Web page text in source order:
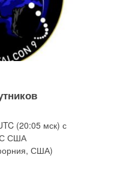
(20:05 мск) с
США
США)